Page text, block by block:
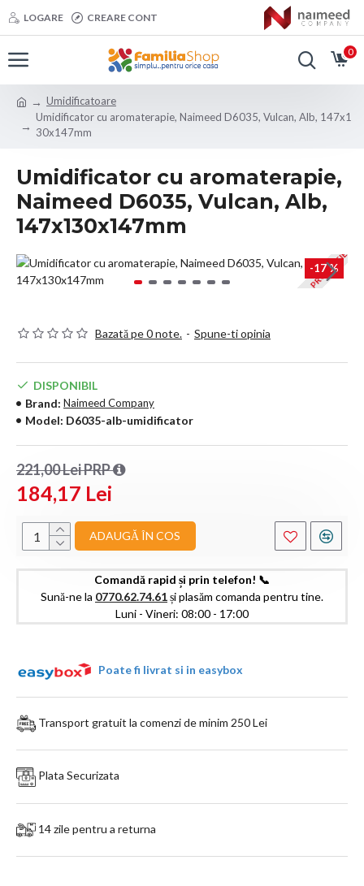
LOGARE CREARE CONT
0
Umidificatoare
Umidificator cu aromaterapie, Naimeed D6035, Vulcan, Alb, 147x1
30x147mm
Umidificator cu aromaterapie,
Naimeed D6035, Vulcan, Alb,
147x130x147mm
PROMOTIE
-17 %
Bazată pe 0 note. - Spune-ti opinia
184,17 Lei
221,00 Lei PRP
DISPONIBIL
Brand: Naimeed Company
Model: D6035-alb-umidificator
ADAUGĂ ÎN COS
Comandă rapid și prin telefon! 📞
Sună-ne la 0770.62.74.61și plasăm comanda pentru tine.
Luni - Vineri: 08:00 - 17:00
Poate fi livrat si in easybox
Transport gratuit la comenzi de minim 250 Lei
Plata Securizata
14 zile pentru a returna